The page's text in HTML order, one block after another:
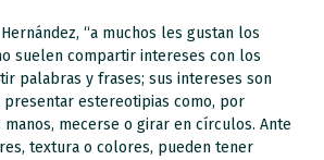
“a muchos les gustan los
suelen compartir intereses con los
palabras y frases; sus intereses son
presentar estereotipias como, por
mecerse o girar en círculos. Ante
textura o colores, pueden tener